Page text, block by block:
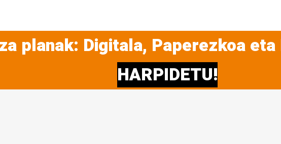
planak: Digitala, Paperezkoa
HARPIDETU!